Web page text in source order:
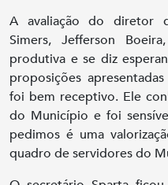
A avaliação do diretor
Simers, Jefferson
produtiva e se diz
proposições
foi bem receptivo. Ele
do Município e foi
pedimos é uma
quadro de servidores do